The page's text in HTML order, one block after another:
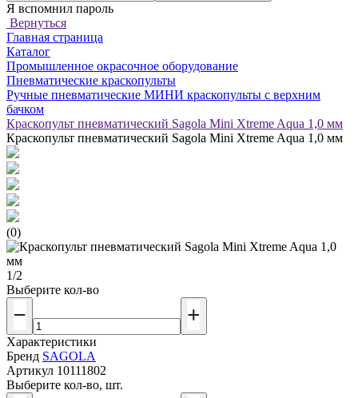
Я вспомнил пароль
Вернуться
Главная страница
Каталог
Промышленное окрасочное оборудование
Пневматические краскопульты
Ручные пневматические МИНИ краскопульты с верхним
бачком
Краскопульт пневматический Sagola Mini Xtreme Aqua 1,0 мм
Краскопульт пневматический Sagola Mini Xtreme Aqua 1,0 мм
(0)
1/2
Выберите кол-во
Характеристики
Бренд SAGOLA
Артикул 10111802
Выберите кол-во, шт.